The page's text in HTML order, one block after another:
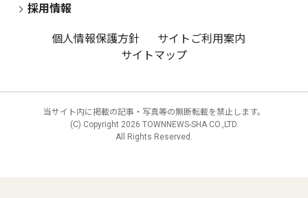
採用情報
個人情報保護方針
サイトご利用案内
サイトマップ
当サイト内に掲載の記事・写真等の無断転載を禁止します。
(C) Copyright 2026 TOWNNEWS-SHA CO.,LTD.
All Rights Reserved.